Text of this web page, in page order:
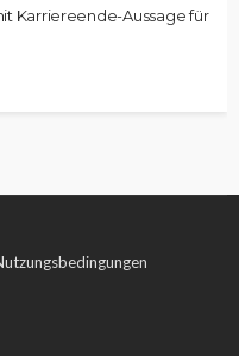
Karriereende-Aussage für